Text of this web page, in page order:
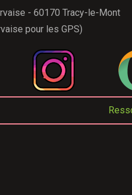
- 60170 Tracy-le-Mont
pour les GPS)